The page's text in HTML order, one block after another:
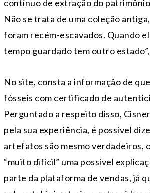
contínuo de extração do
Não se trata de uma coleção
foram recém-escavados. Quando
tempo guardado tem outro
No site, consta a informação de
fósseis com certificado de
Perguntado a respeito disso,
pela sua experiência, é possível
artefatos são mesmo verdadeiros,
“muito difícil” uma possível
parte da plataforma de vendas, já